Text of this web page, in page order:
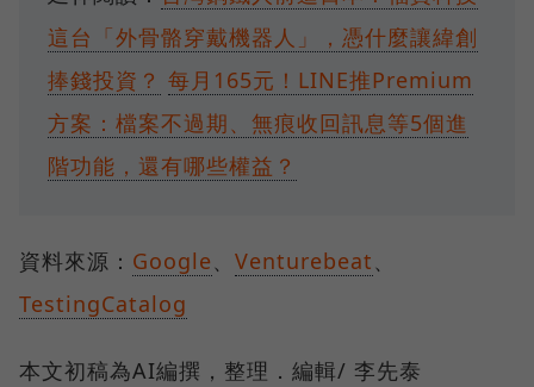
這台「外骨骼穿戴機器人」，憑什麼讓緯創
捧錢投資？ 每月165元！LINE推Premium
方案：檔案不過期、無痕收回訊息等5個進
階功能，還有哪些權益？
資料來源： Google、 Venturebeat、
TestingCatalog
本文初稿為AI編撰，整理．編輯/ 李先泰